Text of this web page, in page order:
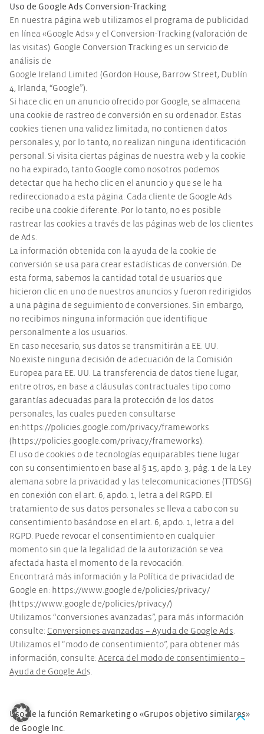
Uso de Google Ads Conversion-Tracking
En nuestra página web utilizamos el programa de publicidad
en línea «Google Ads» y el Conversion-Tracking (valoración de
las visitas). Google Conversion Tracking es un servicio de
análisis de
Google Ireland Limited (Gordon House, Barrow Street, Dublín
4, Irlanda; “Google”).
Si hace clic en un anuncio ofrecido por Google, se almacena
una cookie de rastreo de conversión en su ordenador. Estas
cookies tienen una validez limitada, no contienen datos
personales y, por lo tanto, no realizan ninguna identificación
personal. Si visita ciertas páginas de nuestra web y la cookie
no ha expirado, tanto Google como nosotros podemos
detectar que ha hecho clic en el anuncio y que se le ha
redireccionado a esta página. Cada cliente de Google Ads
recibe una cookie diferente. Por lo tanto, no es posible
rastrear las cookies a través de las páginas web de los clientes
de Ads.
La información obtenida con la ayuda de la cookie de
conversión se usa para crear estadísticas de conversión. De
esta forma, sabemos la cantidad total de usuarios que
hicieron clic en uno de nuestros anuncios y fueron redirigidos
a una página de seguimiento de conversiones. Sin embargo,
no recibimos ninguna información que identifique
personalmente a los usuarios.
En caso necesario, sus datos se transmitirán a EE. UU.
No existe ninguna decisión de adecuación de la Comisión
Europea para EE. UU. La transferencia de datos tiene lugar,
entre otros, en base a cláusulas contractuales tipo como
garantías adecuadas para la protección de los datos
personales, las cuales pueden consultarse
en:https://policies.google.com/privacy/frameworks
(https://policies.google.com/privacy/frameworks).
El uso de cookies o de tecnologías equiparables tiene lugar
con su consentimiento en base al § 15, apdo. 3, pág. 1 de la Ley
alemana sobre la privacidad y las telecomunicaciones (TTDSG)
en conexión con el art. 6, apdo. 1, letra a del RGPD. El
tratamiento de sus datos personales se lleva a cabo con su
consentimiento basándose en el art. 6, apdo. 1, letra a del
RGPD. Puede revocar el consentimiento en cualquier
momento sin que la legalidad de la autorización se vea
afectada hasta el momento de la revocación.
Encontrará más información y la Política de privacidad de
Google en: https://www.google.de/policies/privacy/
(https://www.google.de/policies/privacy/)
Utilizamos “conversiones avanzadas”, para más información
consulte: Conversiones avanzadas – Ayuda de Google Ads.
Utilizamos el “modo de consentimiento”, para obtener más
información, consulte: Acerca del modo de consentimiento –
Ayuda de Google Ad s.
Uso de la función Remarketing o «Grupos objetivo similares»
de Google Inc.